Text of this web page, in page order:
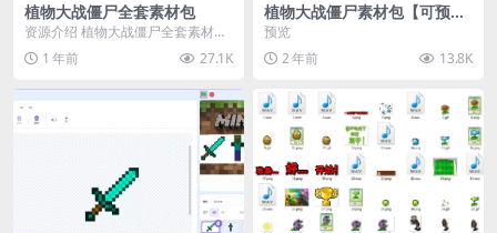
植物大战僵尸全套素材包
资源介绍 植物大战僵尸全套素材
包，包含227个丰富多样的素材，
涵盖角色、背景、动...
1 年前 27.1K
植物大战僵尸素材包【可预
览】
预览
2 年前
13.8K